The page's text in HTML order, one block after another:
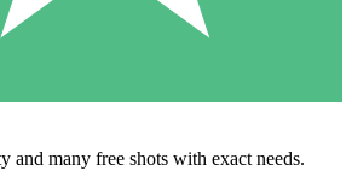
and many free shots with exact needs.